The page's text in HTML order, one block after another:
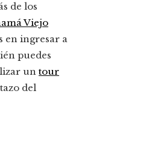
de los
Viejo
en ingresar a
puedes
un tour
del